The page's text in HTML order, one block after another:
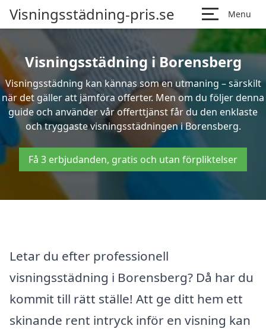
Visningsstädning-pris.se Menu
Visningsstädning i Borensberg
Visningsstädning kan kännas som en utmaning – särskilt
när det gäller att jämföra offerter. Men om du följer denna
guide och använder vår offerttjänst får du den enklaste
och tryggaste visningsstädningen i Borensberg.
Få 3 erbjudanden, gratis och utan förpliktelser
Letar du efter professionell
visningsstädning i Borensberg? Då har du
kommit till rätt ställe! Att ge ditt hem ett
skinande rent intryck inför en visning kan